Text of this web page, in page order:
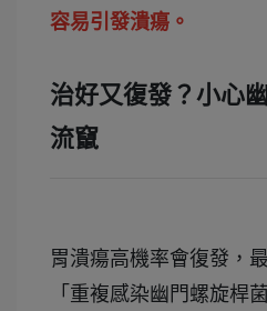
容易引發潰瘍。
治好又復發？小心
流竄
胃潰瘍高機率會復發，
「重複感染幽門螺旋桿